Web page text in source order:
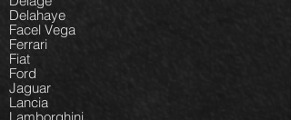
Delahaye
Facel Vega
Ferrari
Fiat
Ford
Jaguar
Lancia